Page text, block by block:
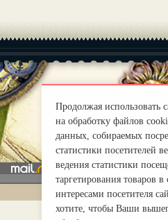
О нас |
Продолжая использовать
на обработку файлов
данных, собираемых
статистики посетителей
ведения статистики
таргетирования товаров в
интересами посетителя
хотите, чтобы Ваши